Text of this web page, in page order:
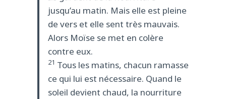
jusqu’au matin. Mais elle est pleine
de vers et elle sent très mauvais.
Alors Moïse se met en colère
contre eux.
21 Tous les matins, chacun ramasse
ce qui lui est nécessaire. Quand le
soleil devient chaud, la nourriture